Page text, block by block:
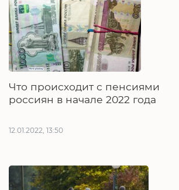
Что происходит с пенсиями
россиян в начале 2022 года
12.01.2022, 13:50